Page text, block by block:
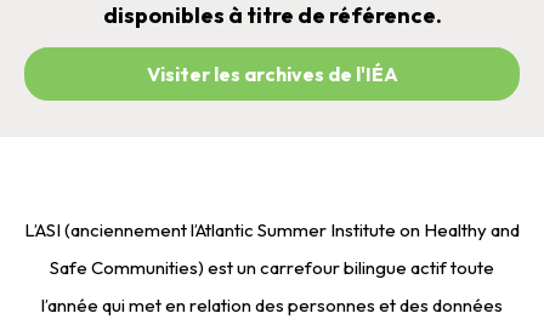
disponibles à titre de référence.
Visiter les archives de l'IÉA
L’ASI (anciennement l’Atlantic Summer Institute on Healthy and
Safe Communities) est un carrefour bilingue actif toute
l’année qui met en relation des personnes et des données